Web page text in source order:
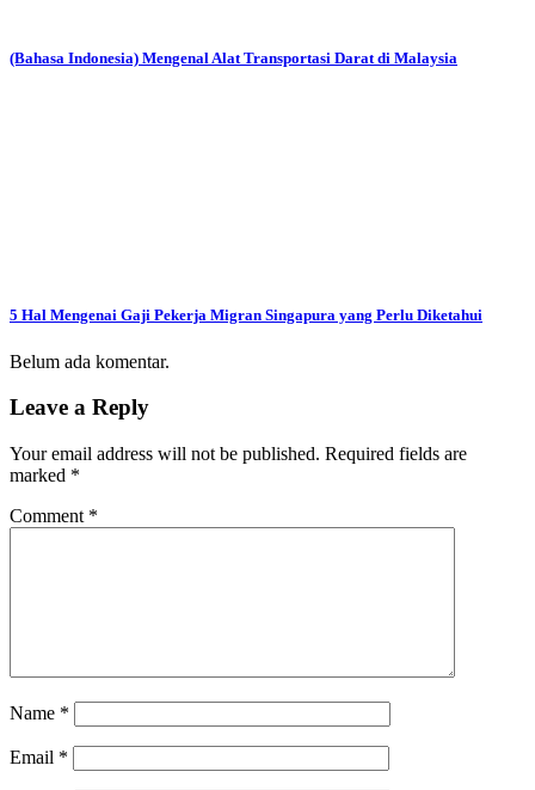
(Bahasa Indonesia) Mengenal Alat Transportasi Darat di Malaysia
5 Hal Mengenai Gaji Pekerja Migran Singapura yang Perlu Diketahui
Belum ada komentar.
Leave a Reply
Your email address will not be published. Required fields are
marked *
Comment *
Name *
Email *